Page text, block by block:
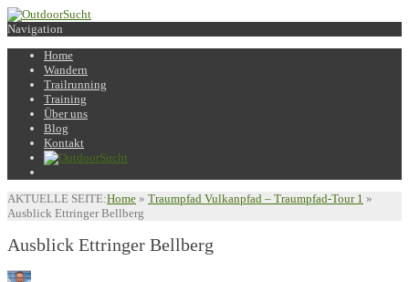
Navigation
Home
Wandern
Trailrunning
Training
Über uns
Blog
Kontakt
AKTUELLE SEITE:Home » Traumpfad Vulkanpfad – Traumpfad-Tour 1 »
Ausblick Ettringer Bellberg
Ausblick Ettringer Bellberg